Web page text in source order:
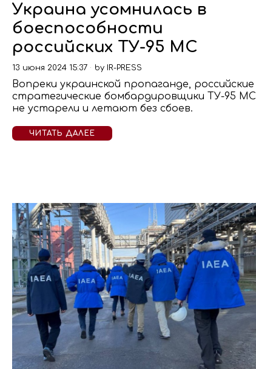
Украина усомнилась в
боеспособности
российских ТУ-95 МС
13 июня 2024 15:37 by IR-PRESS
Вопреки украинской пропаганде, российские
стратегические бомбардировщики ТУ-95 МС
не устарели и летают без сбоев.
ЧИТАТЬ ДАЛЕЕ